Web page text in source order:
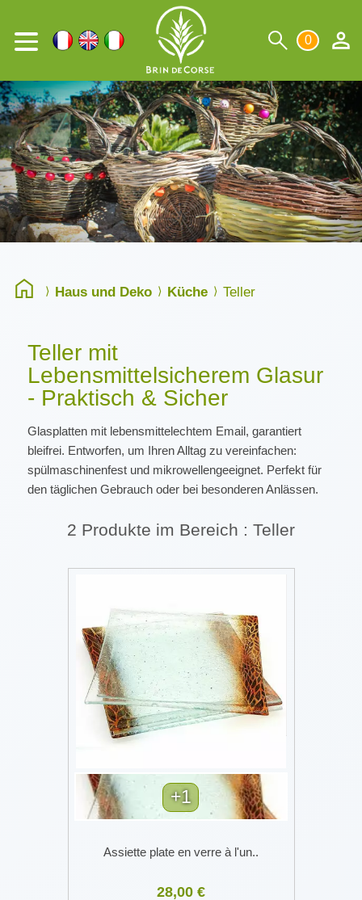
0
Haus und Deko Küche Teller
Teller mit
Lebensmittelsicherem Glasur
- Praktisch & Sicher
Glasplatten mit lebensmittelechtem Email, garantiert
bleifrei. Entworfen, um Ihren Alltag zu vereinfachen:
spülmaschinenfest und mikrowellengeeignet. Perfekt für
den täglichen Gebrauch oder bei besonderen Anlässen.
2 Produkte im Bereich : Teller
+1
Assiette plate en verre à l'un..
28,00 €